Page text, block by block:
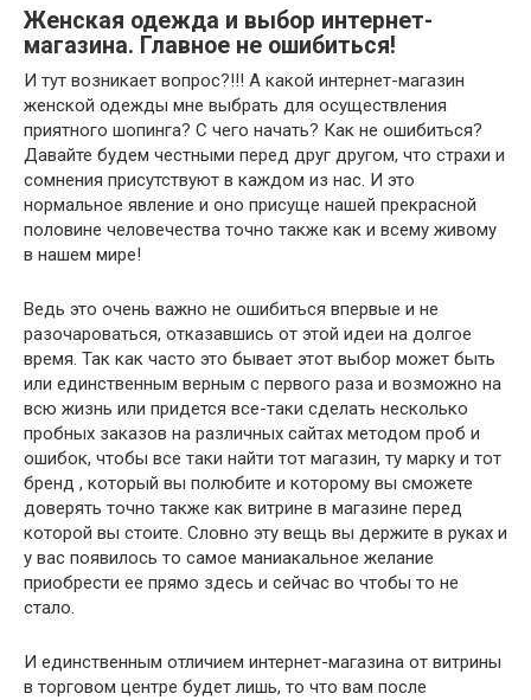
Женская одежда и выбор интернет-
магазина. Главное не ошибиться!
И тут возникает вопрос?!!! А какой интернет-магазин
женской одежды мне выбрать для осуществления
приятного шопинга? С чего начать? Как не ошибиться?
Давайте будем честными перед друг другом, что страхи и
сомнения присутствуют в каждом из нас. И это
нормальное явление и оно присуще нашей прекрасной
половине человечества точно также как и всему живому
в нашем мире!
Ведь это очень важно не ошибиться впервые и не
разочароваться, отказавшись от этой идеи на долгое
время. Так как часто это бывает этот выбор может быть
или единственным верным с первого раза и возможно на
всю жизнь или придется все-таки сделать несколько
пробных заказов на различных сайтах методом проб и
ошибок, чтобы все таки найти тот магазин, ту марку и тот
бренд , который вы полюбите и которому вы сможете
доверять точно также как витрине в магазине перед
которой вы стоите. Словно эту вещь вы держите в руках и
у вас появилось то самое маниакальное желание
приобрести ее прямо здесь и сейчас во чтобы то не
стало.
И единственным отличием интернет-магазина от витрины
в торговом центре будет лишь, то что вам после